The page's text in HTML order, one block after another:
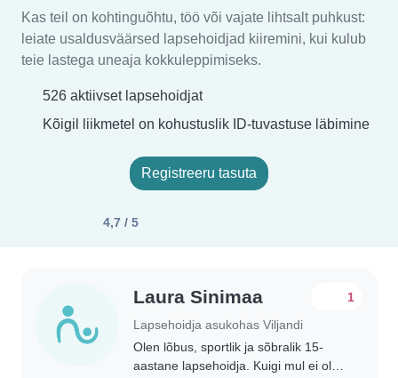
Kas teil on kohtinguõhtu, töö või vajate lihtsalt puhkust:
leiate usaldusväärsed lapsehoidjad kiiremini, kui kulub
teie lastega uneaja kokkuleppimiseks.
526 aktiivset lapsehoidjat
Kõigil liikmetel on kohustuslik ID-tuvastuse läbimine
Registreeru tasuta
4,7 / 5
Laura Sinimaa
Lapsehoidja asukohas Viljandi
1
Olen lõbus, sportlik ja sõbralik 15-
aastane lapsehoidja. Kuigi mul ei ole